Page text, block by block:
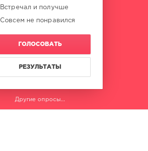
Встречал и получше
Совсем не понравился
ГОЛОСОВАТЬ
РЕЗУЛЬТАТЫ
Другие опросы...